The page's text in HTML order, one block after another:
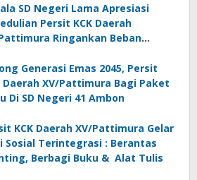
SD Negeri Lama Apresiasi
Persit KCK Daerah
Ringankan Beban
Generasi Emas 2045, Persit
Daerah XV/Pattimura Bagi Paket
Di SD Negeri 41 Ambon
KCK Daerah XV/Pattimura Gelar
Sosial Terintegrasi : Berantas
Berbagi Buku & Alat Tulis